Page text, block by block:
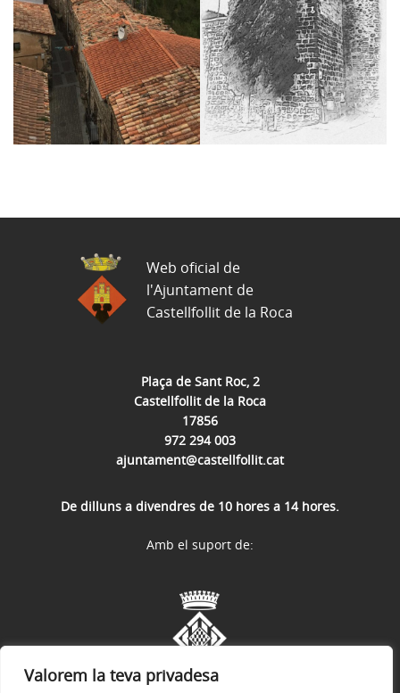
Valorem la teva privadesa
Plaça de Sant Roc, 2
Castellfollit de la Roca
17856
972 294 003
ajuntament@castellfollit.cat
De dilluns a divendres de 10 hores a 14 hores.
Web oficial de
l'Ajuntament de
Castellfollit de la Roca
Amb el suport de: